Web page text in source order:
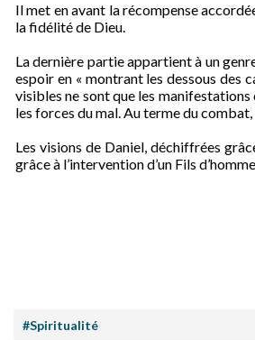
Il met en avant la récompense
la fidélité de Dieu.
La dernière partie appartient à un
espoir en « montrant les dessous des
visibles ne sont que les
les forces du mal. Au terme du
Les visions de Daniel, déchiffrées
grâce à l’intervention d’un Fils d’homme
#Spiritualité